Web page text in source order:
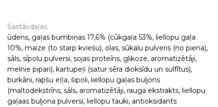
Sastāvdaļas
ūdens, gaļas bumbiņas 17,6% (cūkgaļa 53%, liellopu gaļa
10%, maize (to starp kviešu), olas, sūkalu pulveris (no piena),
sāls, sīpolu pulversi, sojas proteīns, glikoze, aromatizētāji,
melnie pipari), kartupeļi (satur sēra dioksīdu un sulfītus),
burkāni, rapšu eļļa, šipoli, liellopu gaļas buljons
(maltodekstrīns, sāls, aromatizētāji, rauga ekstrakts, liellopu
gaļaas buljona pulversi, liellopu tauki, antioksidants